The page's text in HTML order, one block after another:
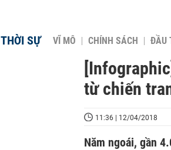
THỜI SỰ VĨ MÔ CHÍNH SÁCH ĐẦU
từ chiến
11:36 | 12/04/2018
Năm ngoái, gần